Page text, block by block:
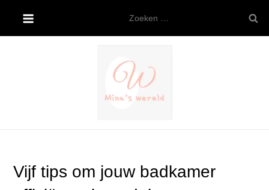
de
naar:
Vijf tips om jouw badkamer